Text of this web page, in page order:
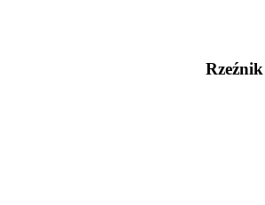
Rzeźnik